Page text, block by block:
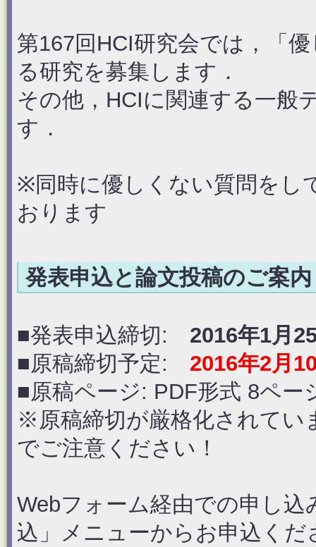
第167回HCI研究会では，「
る研究を募集します．
その他，HCIに関連する一般
す．
※同時に優しくない質問をし
おります
発表申込と論文投稿のご案内
■発表申込締切: 2016年1月
■原稿締切予定: 2016年2月
■原稿ページ: PDF形式 8ペー
※原稿締切が厳格化されてい
でご注意ください！
Webフォーム経由での申し
込」メニューからお申込くだ